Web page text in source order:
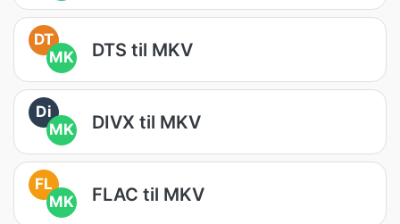
DT
MK
DTS til MKV
Di
MK
DIVX til MKV
FL
MK
FLAC til MKV